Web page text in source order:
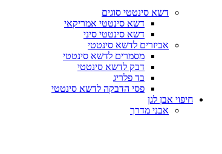
דשא סינטטי סוגים
דשא סינטטי אמריקאי
דשא סינטטי סיני
אביזרים לדשא סינטטי
מסמרים לדשא סינטטי
דבק לדשא סינטטי
בד פלריג
פסי הדבקה לדשא סינטטי
חיפוי אבן לגן
אבני מדרך